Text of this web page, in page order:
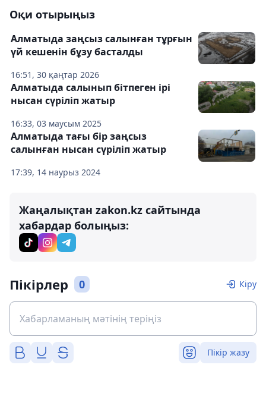
Оқи отырыңыз
16:51, 30 қаңтар 2026
Алматыда заңсыз салынған тұрғын
үй кешенін бұзу басталды
16:33, 03 маусым 2025
Алматыда салынып бітпеген ірі
нысан сүріліп жатыр
17:39, 14 наурыз 2024
Алматыда тағы бір заңсыз
салынған нысан сүріліп жатыр
Жаңалықтан zakon.kz сайтында
хабардар болыңыз:
Пікірлер 0 Кіру
Пікір жазу